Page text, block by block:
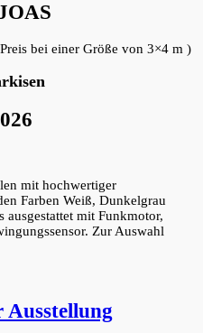
bei einer Größe von 3×4 m )
mit hochwertiger
Farben Weiß, Dunkelgrau
mit Funkmotor,
Zur Auswahl
Ausstellung